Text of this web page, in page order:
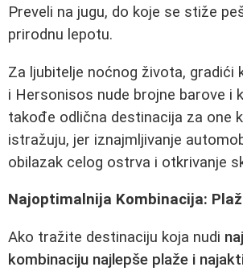
Preveli na jugu, do koje se stiže
prirodnu lepotu.
Za ljubitelje noćnog života, gradići
i Hersonisos nude brojne barove i
takođe odlična destinacija za one
istražuju, jer iznajmljivanje
obilazak celog ostrva i otkrivanje
Najoptimalnija Kombinacija:
Ako tražite destinaciju koja nudi
kombinaciju najlepše plaže i